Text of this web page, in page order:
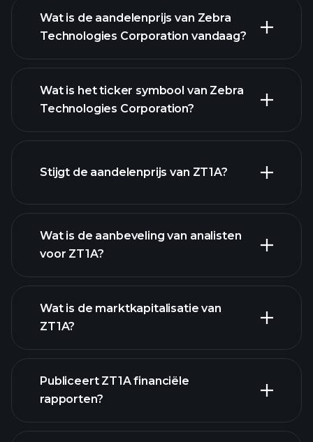
Wat is de aandelenprijs van Zebra
Technologies Corporation vandaag?
geavanceerde grafiek
Wat is het ticker symbool van Zebra
Technologies Corporation?
Stijgt de aandelenprijs van ZT1A?
ZT1A
grafiek.
Wat is de aanbeveling van analisten
voor ZT1A?
Wat is de marktkapitalisatie van
ZT1A?
onze lijst van aandelen
Publiceert ZT1A financiële
rapporten?
ZT1A financiële gegevens